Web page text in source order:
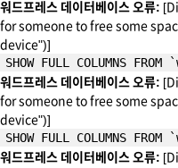
워드프레스 데이터베이스 오류:
for someone to free some
device")]
SHOW FULL COLUMNS
워드프레스 데이터베이스 오류:
for someone to free some
device")]
SHOW FULL COLUMNS
워드프레스 데이터베이스 오류: